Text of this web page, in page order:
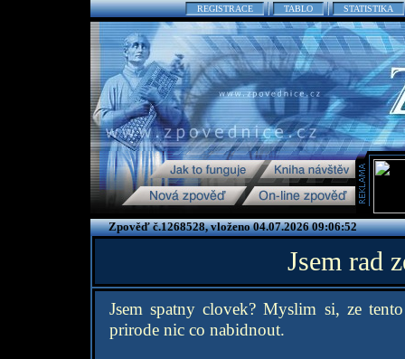
REGISTRACE TABLO STATISTIKA
Zpověď č.1268528, vloženo 04.07.2026 09:06:52
Jsem rad
Jsem spatny clovek? Myslim si, ze
prirode nic co nabidnout.